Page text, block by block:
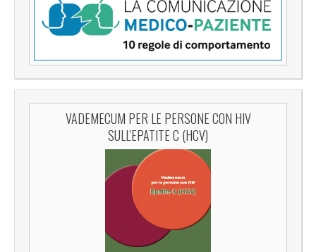
VADEMECUM PER LE PERSONE CON HIV
SULL'EPATITE C (HCV)